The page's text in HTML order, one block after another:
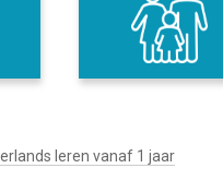
leren vanaf 1 jaar